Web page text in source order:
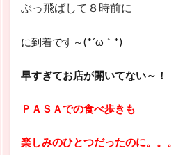
ぶっ飛ばして８時前に
に到着です～(*´ω｀*)
早すぎてお店が開いてない～！
ＰＡＳＡでの食べ歩きも
楽しみのひとつだったのに。。。